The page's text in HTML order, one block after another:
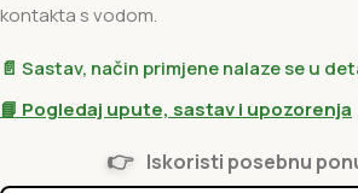
kontakta s vodom.
📄 Sastav, način primjene nalaze se u
📘 Pogledaj upute, sastav i upozorenja
👉 Iskoristi posebnu